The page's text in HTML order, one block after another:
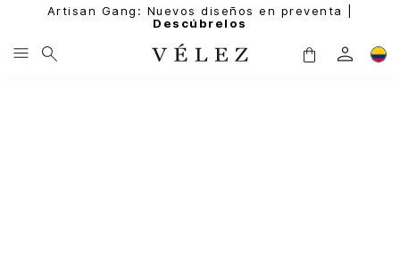
Artisan Gang: Nuevos diseños en preventa |
Descúbrelos